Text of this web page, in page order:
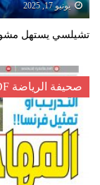
يونيو 17, 2025
تشيلسي يستهل
صحيفة الرياضة PDF